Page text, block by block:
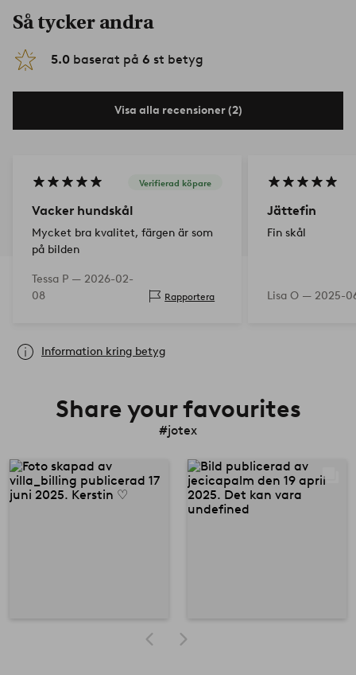
Så tycker andra
5.0 baserat på 6 st betyg
Visa alla recensioner (2)
Verifierad köpare
Vacker hundskål
Mycket bra kvalitet, färgen är som
på bilden
Tessa P — 2026-02-
08
Rapportera
Jättefin
Fin skål
Lisa O — 2025-
Information kring betyg
Share your favourites
#jotex